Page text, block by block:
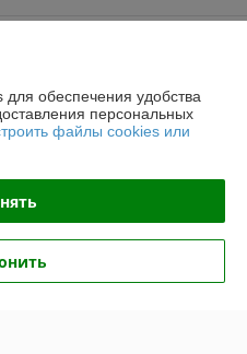
обеспечения удобства
персональных
файлы cookies или